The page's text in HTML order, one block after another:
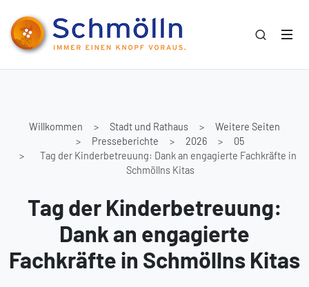
Willkommen Stadt und Rathaus
Weitere Seiten
Presseberichte
2026
05
Tag der Kinderbetreuung: Dank an engagierte Fachkräfte in
Schmöllns Kitas
Tag der Kinderbetreuung:
Dank an engagierte
Fachkräfte in Schmöllns Kitas